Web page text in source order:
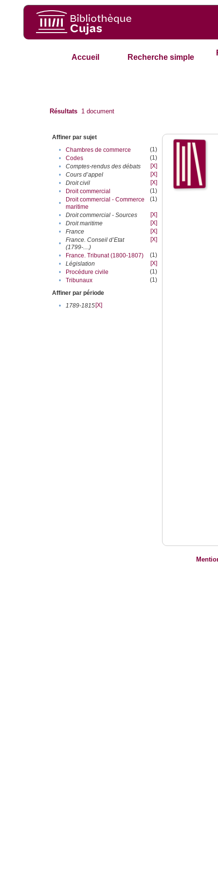
Accueil Recherche simple
Résultats 1 document
Affiner par sujet
•
Chambres de commerce
(1)
•
Codes
(1)
•
Comptes-rendus des débats
[X]
•
Cours d’appel
[X]
•
Droit civil
[X]
•
Droit commercial
(1)
•
Droit commercial - Commerce
maritime
(1)
• Droit commercial - Sources
[X]
•
Droit maritime
[X]
•
France
[X]
•
France. Conseil d’Etat
(1799-....)
[X]
• France. Tribunat (1800-1807)
(1)
•
Législation
[X]
•
Procédure civile
(1)
•
Tribunaux
(1)
Affiner par période
•
1789-1815[X]